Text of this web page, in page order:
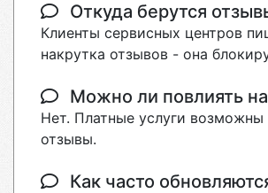
Откуда берутся
Клиенты сервисных центров
накрутка отзывов - она
Можно ли повлиять
Нет. Платные услуги
отзывы.
Как часто